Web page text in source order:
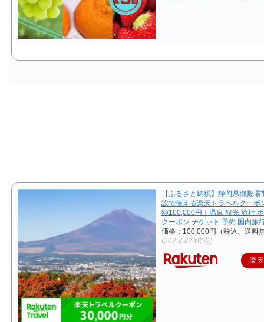
【ふるさと納税】静岡県御殿場
設で使える楽天トラベルクーポ
額100,000円｜温泉 観光 旅行
クーポン チケット 予約 国内旅
価格：100,000円（税込、送料
(2025/5/29時点)
楽